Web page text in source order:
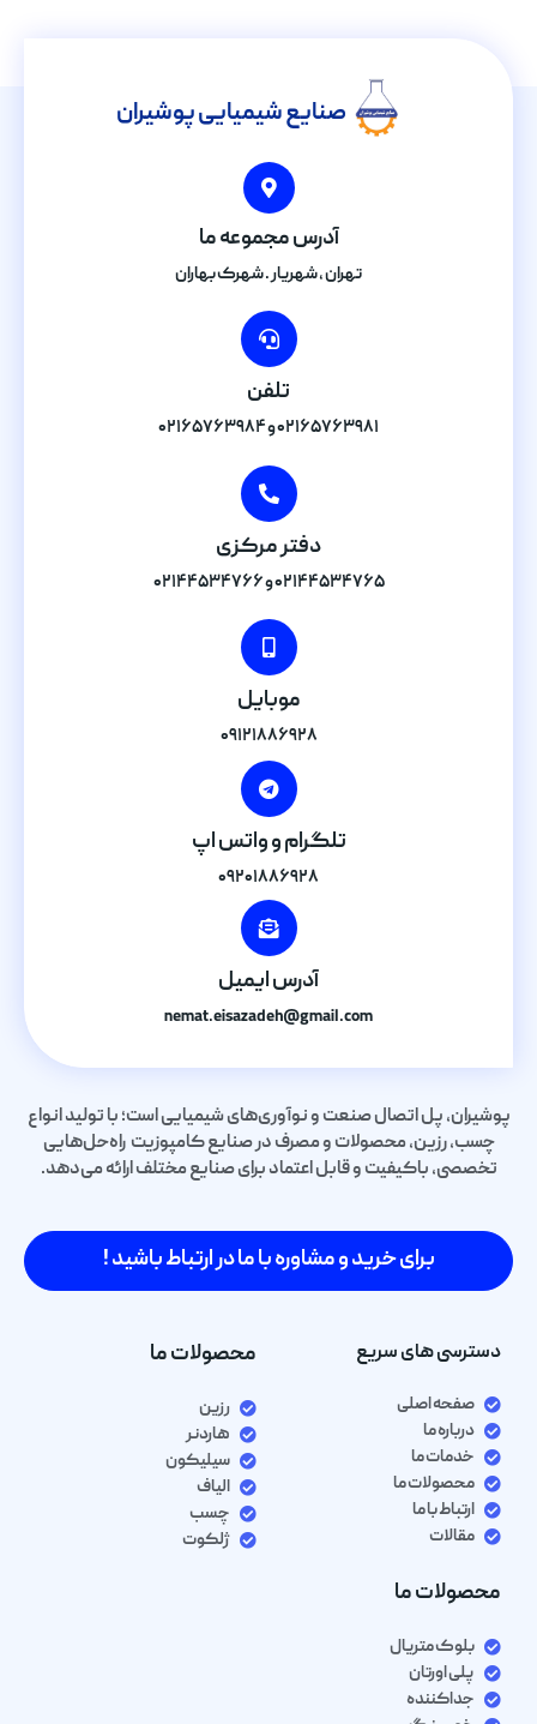
صنایع شیمیایی پوشیران
آدرس مجموعه ما
تهران , شهریار . شهرک بهاران
تلفن
۰۲۱۶۵۷۶۳۹۸۱ و ۰۲۱۶۵۷۶۳۹۸۴
دفتر مرکزی
۰۲۱۴۴۵۳۴۷۶۵ و ۰۲۱۴۴۵۳۴۷۶۶
موبایل
۰۹۱۲۱۸۸۶۹۲۸
تلگرام و واتس اپ
۰۹۲۰۱۸۸۶۹۲۸
آدرس ایمیل
nemat.eisazadeh@gmail.com
پوشیران، پل اتصال صنعت و نوآوری‌های شیمیایی است؛ با تولید انواع
چسب، رزین، محصولات و مصرف در صنایع کامپوزیت راه‌حل‌هایی
تخصصی، باکیفیت و قابل اعتماد برای صنایع مختلف ارائه می‌دهد.
برای خرید و مشاوره با ما در ارتباط باشید !
دسترسی های سریع
صفحه اصلی
درباره ما
خدمات ما
محصولات ما
ارتباط با ما
مقالات
محصولات ما
رزین
هاردنر
سیلیکون
الیاف
چسب
ژلکوت
محصولات ما
بلوک متریال
پلی اورتان
جداکننده